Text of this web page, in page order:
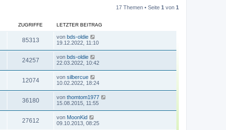
17 Themen • Seite 1 von 1
ZUGRIFFE LETZTER BEITRAG
85313 von bds-oldie
19.12.2022, 11:10
24257 von bds-oldie
22.03.2022, 10:42
12074 von silbercue
10.02.2022, 18:24
36180 von thomtom1977
15.08.2015, 11:55
27612 von MoonKid
09.10.2013, 08:25